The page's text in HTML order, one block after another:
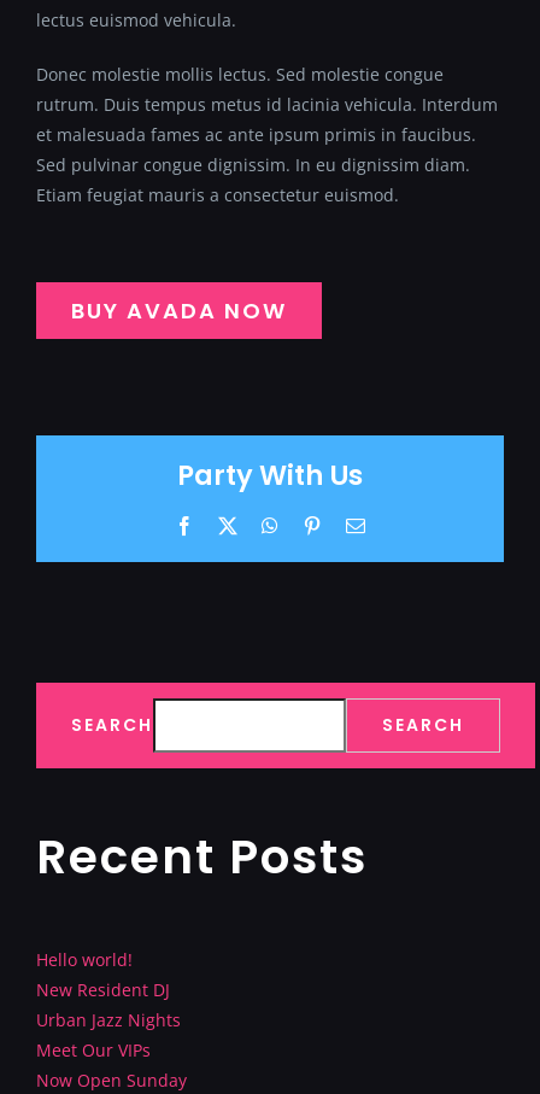
lectus euismod vehicula.
Donec molestie mollis lectus. Sed molestie congue
rutrum. Duis tempus metus id lacinia vehicula. Interdum
et malesuada fames ac ante ipsum primis in faucibus.
Sed pulvinar congue dignissim. In eu dignissim diam.
Etiam feugiat mauris a consectetur euismod.
BUY AVADA NOW
Party With Us
Facebook WhatsApp
PinterestEmail
SEARCH SEARCH
Recent Posts
Hello world!
New Resident DJ
Urban Jazz Nights
Meet Our VIPs
Now Open Sunday